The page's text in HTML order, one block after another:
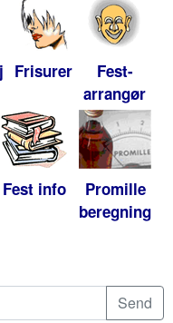
Frisurer
Fest-
arrangør
Fest info
Promille
beregning